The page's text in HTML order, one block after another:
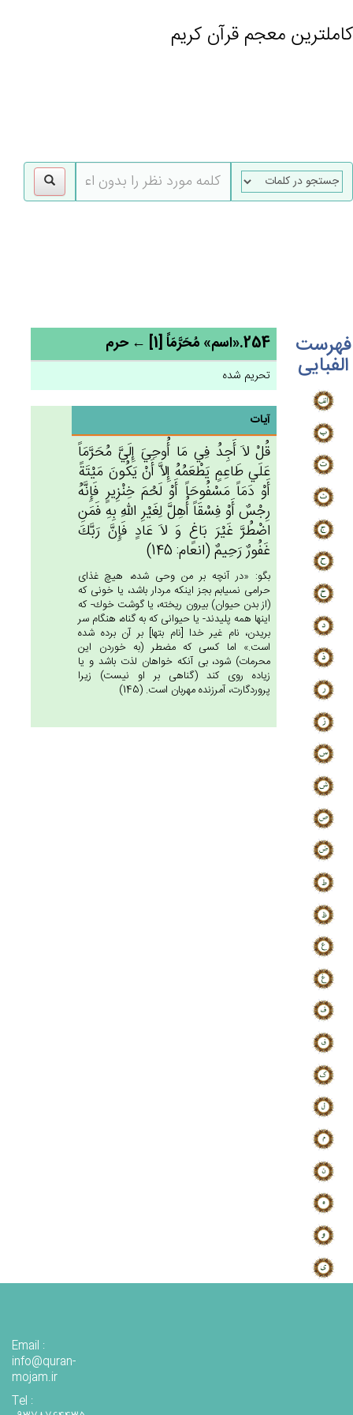
کاملترین معجم قرآن کریم
فهرست
الفبایی
254.«اسم» مُحَرَّمَاً [1] ← حرم
تحریم شده
آیات
قُلْ‌ لاَ أَجِدُ فِي‌ مَا أُوحِي‌َ إِلَيَّ‌ مُحَرَّمَاً
عَلَي‌ طَاعِم‌ٍ يَطْعَمُه‌ُ إِلاَّ أَنْ‌ يَكُون‌َ مَيْتَة‌ً
أَوْ دَمَاً مَسْفُوحَاً أَوْ لَحْم‌َ خِنْزِيرٍ فَإِنَّه‌ُ
رِجْس‌ٌ أَوْ فِسْقَاً أُهِل‌َّ لِغَيْرِ الله‌ِ بِه‌ِ فَمَن‌ِ
اضْطُرَّ غَيْرَ بَاغ‌ٍ وَ لاَ عَادٍ فَإِن‌َّ رَبَّك‌َ
غَفُورٌ رَحِيم‌ٌ (انعام: 145)
بگو: «در آنچه بر من وحى شده، هيچ غذاى
حرامى نمى‏يابم بجز اينكه مردار باشد، يا خونى كه
(از بدن حيوان) بيرون ريخته، يا گوشت خوك- كه
اينها همه پليدند- يا حيوانى كه به گناه، هنگام سر
بريدن، نام غير خدا [نام بتها] بر آن برده شده
است.» اما كسى كه مضطر (به خوردن اين
محرمات) شود، بى آنكه خواهان لذت باشد و يا
زياده روى كند (گناهى بر او نيست) زيرا
پروردگارت، آمرزنده مهربان است. (145)
Email :
info@quran-
mojam.ir
Tel :